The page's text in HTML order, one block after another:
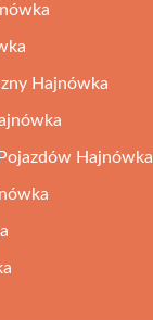
Hajnówka
Hajnówka